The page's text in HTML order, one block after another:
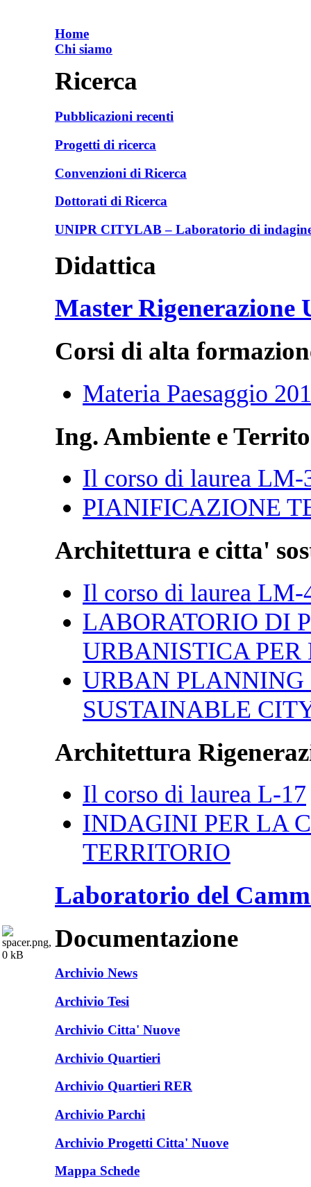
Home
Chi siamo
Ricerca
Pubblicazioni recenti
Progetti di ricerca
Convenzioni di Ricerca
Dottorati di Ricerca
UNIPR CITYLAB – Laboratorio di
Didattica
Master Rigenerazione
Corsi di alta
Materia Paesaggio
Ing. Ambiente e
Il corso di laurea LM-
PIANIFICAZIONE
Architettura e citta'
Il corso di laurea LM-
LABORATORIO DI
URBANISTICA
URBAN PLANNING
SUSTAINABLE
Architettura
Il corso di laurea L-17
INDAGINI PER LA
TERRITORIO
Laboratorio del
Documentazione
Archivio News
Archivio Tesi
Archivio Citta' Nuove
Archivio Quartieri
Archivio Quartieri RER
Archivio Parchi
Archivio Progetti Citta' Nuove
Mappa Schede